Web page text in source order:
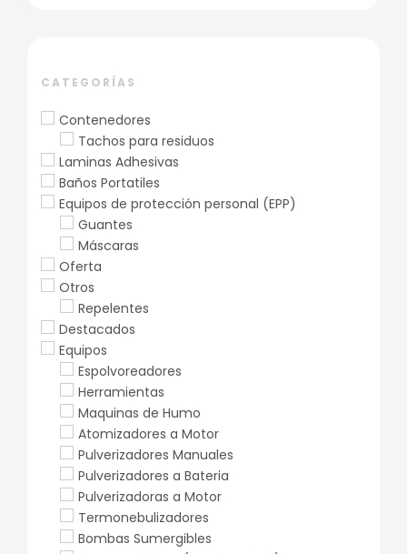
CATEGORÍAS
Contenedores
Tachos para residuos
Laminas Adhesivas
Baños Portatiles
Equipos de protección personal (EPP)
Guantes
Máscaras
Oferta
Otros
Repelentes
Destacados
Equipos
Espolvoreadores
Herramientas
Maquinas de Humo
Atomizadores a Motor
Pulverizadores Manuales
Pulverizadores a Bateria
Pulverizadoras a Motor
Termonebulizadores
Bombas Sumergibles